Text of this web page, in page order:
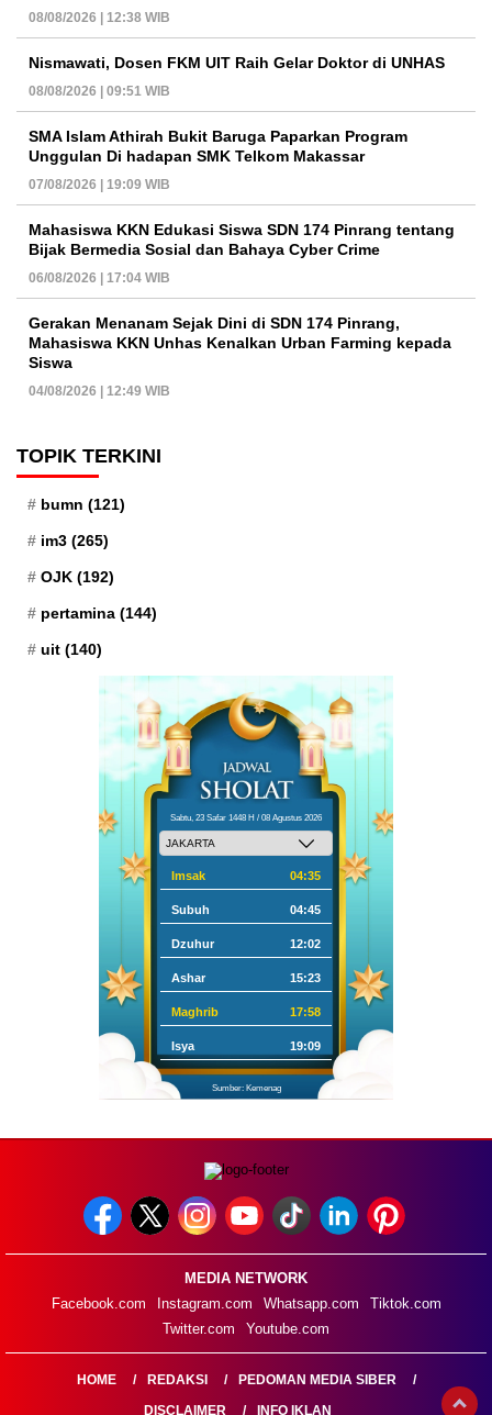
08/08/2026 | 12:38 WIB
Nismawati, Dosen FKM UIT Raih Gelar Doktor di UNHAS
08/08/2026 | 09:51 WIB
SMA Islam Athirah Bukit Baruga Paparkan Program
Unggulan Di hadapan SMK Telkom Makassar
07/08/2026 | 19:09 WIB
Mahasiswa KKN Edukasi Siswa SDN 174 Pinrang tentang
Bijak Bermedia Sosial dan Bahaya Cyber Crime
06/08/2026 | 17:04 WIB
Gerakan Menanam Sejak Dini di SDN 174 Pinrang,
Mahasiswa KKN Unhas Kenalkan Urban Farming kepada
Siswa
04/08/2026 | 12:49 WIB
TOPIK TERKINI
bumn (121)
im3 (265)
OJK (192)
pertamina (144)
uit (140)
Sabtu, 23 Safar 1448 H / 08 Agustus 2026
Imsak 04:35
Subuh 04:45
Dzuhur 12:02
Ashar 15:23
Maghrib 17:58
Isya 19:09
Sumber: Kemenag
MEDIA NETWORK
Facebook.com
Instagram.com Whatsapp.com
Tiktok.com
Twitter.com
Youtube.com
HOME REDAKSI
PEDOMAN MEDIA SIBER
DISCLAIMER
INFO IKLAN